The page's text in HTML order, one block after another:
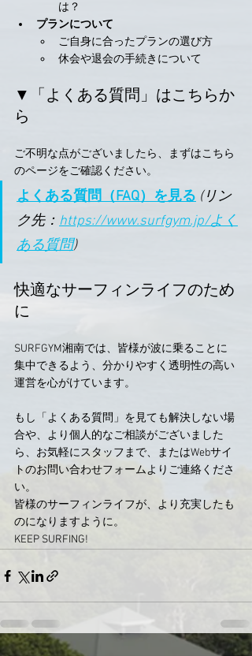
は？
プランについて
ご自身に合ったプランの選び方
休会や退会の手続きについて
▼「よくある質問」はこちらか
ら
ご不明な点がございましたら、まずはこちら
のページをご確認ください。
よくある質問（FAQ）を見る (リン
ク先： https://www.surfgym.jp/よく
ある質問)
快適なサーフィンライフのため
に
SURFGYM湘南では、皆様が波に乗ることに
集中できるよう、分かりやすく透明性の高い
運営を心がけています。
もし「よくある質問」を見ても解決しない場
合や、より個人的なご相談がございました
ら、お気軽にスタッフまで、またはWebサイ
トのお問い合わせフォームよりご連絡くださ
い。
皆様のサーフィンライフが、より充実したも
のになりますように。
KEEP SURFING!